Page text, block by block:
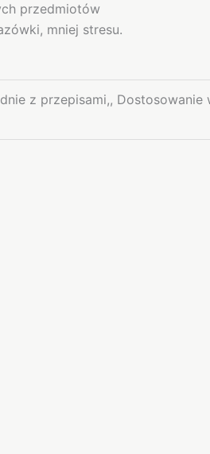
przedmiotów
mniej stresu.
z przepisami,,